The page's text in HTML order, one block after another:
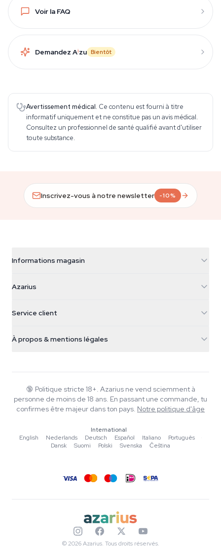
Voir la FAQ
Demandez Aizu Bientôt
Avertissement médical. Ce contenu est fourni à titre
informatif uniquement et ne constitue pas un avis médical.
Consultez un professionnel de santé qualifié avant d'utiliser
toute substance.
Inscrivez-vous à notre newsletter -10%
Informations magasin
Galvaniweg 11
Nederland
+31(0)204897914
Azarius
Smokeshop
Service client
Politique de retour
Politique de confidentialité
À propos & mentions légales
Wiki
Musique
Normes éditoriales
Outils & Calculateurs
🔞 Politique stricte 18+. Azarius ne vend sciemment à
personne de moins de 18 ans. En passant une commande, tu
confirmes être majeur dans ton pays. Notre politique d'âge
International
English
·Nederlands ·Deutsch ·Español ·Italiano ·Português
·
Dansk
·Suomi ·Polski ·Svenska ·Čeština
© 2026 Azarius. Tous droits réservés.